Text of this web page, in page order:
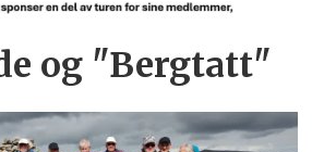
og "Bergtatt"